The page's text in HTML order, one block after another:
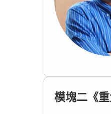
模塊二《